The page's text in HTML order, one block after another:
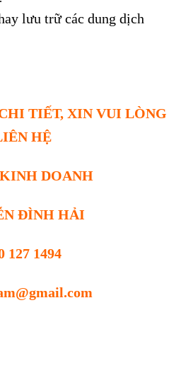
lưu trữ các dung dịch
TIẾT, XIN VUI LÒNG
HỆ
DOANH
ĐÌNH HẢI
127 1494